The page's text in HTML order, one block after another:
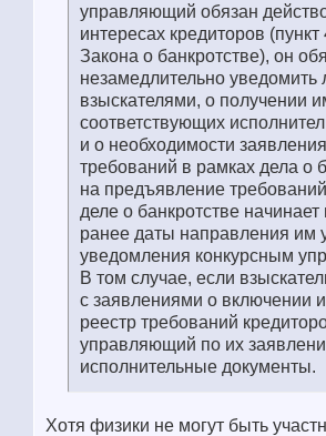
управляющий обязан
интересах кредиторов (пункт
Закона о банкротстве), он
незамедлительно
взыскателями, о получении
соответствующих
и о необходимости
требований в рамках дела о
на предъявление
деле о банкротстве начинает
ранее даты направления им
уведомления конкурсным
В том случае, если
с заявлениями о включении
реестр требований
управляющий по их
исполнительные документы.
Хотя физики не могут быть